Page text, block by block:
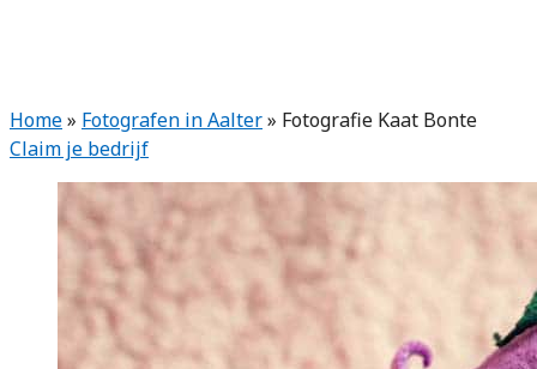
Home» Fotografen in Aalter» Fotografie Kaat Bonte
Claim je bedrijf